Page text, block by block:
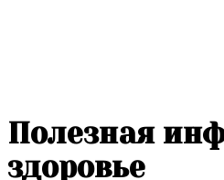
Полезная
здоровье